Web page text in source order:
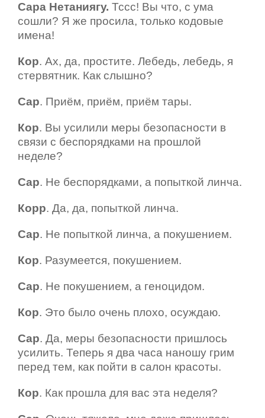
Сара Нетаниягу. Тссс! Вы что, с ума
сошли? Я же просила, только кодовые
имена!
Кор. Ах, да, простите. Лебедь, лебедь, я
стервятник. Как слышно?
Сар. Приём, приём, приём тары.
Кор. Вы усилили меры безопасности в
связи с беспорядками на прошлой
неделе?
Сар. Не беспорядками, а попыткой линча.
Корр. Да, да, попыткой линча.
Сар. Не попыткой линча, а покушением.
Кор. Разумеется, покушением.
Сар. Не покушением, а геноцидом.
Кор. Это было очень плохо, осуждаю.
Сар. Да, меры безопасности пришлось
усилить. Теперь я два часа наношу грим
перед тем, как пойти в салон красоты.
Кор. Как прошла для вас эта неделя?